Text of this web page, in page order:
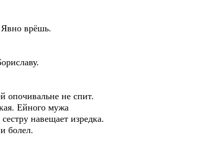
Явно врёшь.
опочивальне не спит.
Ейного мужа
навещает изредка.
болел.